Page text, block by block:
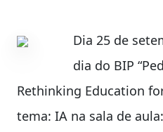
Dia 25 de
dia do BIP
Rethinking Education
tema: IA na sala de